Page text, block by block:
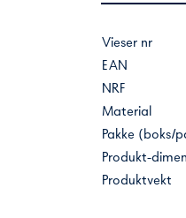
Vieser nr
EAN
NRF
Material
Pakke (boks/
Produkt-
Produktvekt